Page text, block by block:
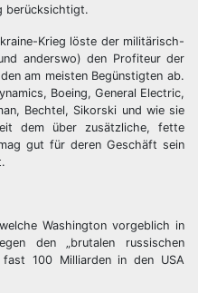
berücksichtigt.
Krieg löste der militärisch-
anderswo) den Profiteur der
am meisten Begünstigten ab.
Boeing, General Electric,
Bechtel, Sikorski und wie sie
dem über zusätzliche, fette
gut für deren Geschäft sein
Washington vorgeblich in
den „brutalen russischen
100 Milliarden in den USA